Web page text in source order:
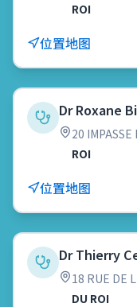
ROI
位置地图
Dr Roxane
20 IMPASSE
ROI
位置地图
Dr Thierry
18 RUE DE
DU ROI